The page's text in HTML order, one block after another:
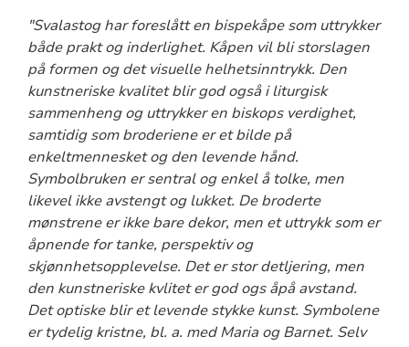
"Svalastog har foreslått en bispekåpe som uttrykker
både prakt og inderlighet. Kåpen vil bli storslagen
på formen og det visuelle helhetsinntrykk. Den
kunstneriske kvalitet blir god også i liturgisk
sammenheng og uttrykker en biskops verdighet,
samtidig som broderiene er et bilde på
enkeltmennesket og den levende hånd.
Symbolbruken er sentral og enkel å tolke, men
likevel ikke avstengt og lukket. De broderte
mønstrene er ikke bare dekor, men et uttrykk som er
åpnende for tanke, perspektiv og
skjønnhetsopplevelse. Det er stor detljering, men
den kunstneriske kvlitet er god ogs åpå avstand.
Det optiske blir et levende stykke kunst. Symbolene
er tydelig kristne, bl. a. med Maria og Barnet. Selv